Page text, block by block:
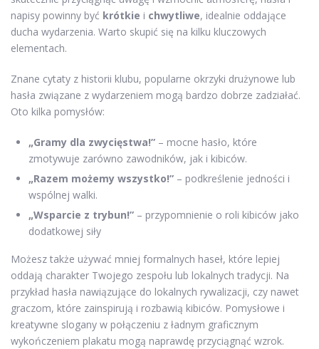
napisy powinny być krótkie i chwytliwe, idealnie oddające
ducha wydarzenia. Warto skupić się na kilku kluczowych
elementach.
Znane cytaty z historii klubu, popularne okrzyki drużynowe lub
hasła związane z wydarzeniem mogą bardzo dobrze zadziałać.
Oto kilka pomysłów:
„Gramy dla zwycięstwa!” – mocne hasło, które
zmotywuje zarówno zawodników, jak i kibiców.
„Razem możemy wszystko!” – podkreślenie jedności i
wspólnej walki.
„Wsparcie z trybun!” – przypomnienie o roli kibiców jako
dodatkowej siły
Możesz także używać mniej formalnych haseł, które lepiej
oddają charakter Twojego zespołu lub lokalnych tradycji. Na
przykład hasła nawiązujące do lokalnych rywalizacji, czy nawet
graczom, które zainspirują i rozbawią kibiców. Pomysłowe i
kreatywne slogany w połączeniu z ładnym graficznym
wykończeniem plakatu mogą naprawdę przyciągnąć wzrok.